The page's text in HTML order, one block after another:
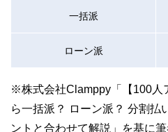
一括派
ローン派
※株式会社Clamppy「【100人
ら一括派？ ローン派？ 分割払
ントと合わせて解説」を基に